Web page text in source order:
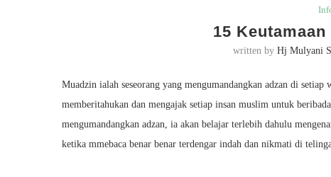
15
written byHj Mulyani
Muadzin ialah seseorang yang mengumandangkan adzan di setiap
memberitahukan dan mengajak setiap insan muslim untuk
mengumandangkan adzan, ia akan belajar terlebih dahulu
ketika mmebaca benar benar terdengar indah dan nikmati di